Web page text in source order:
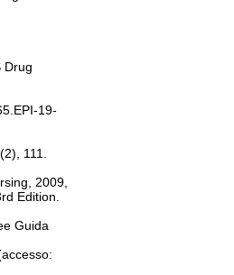
Drug
19-
111.
2009,
Edition.
Guida